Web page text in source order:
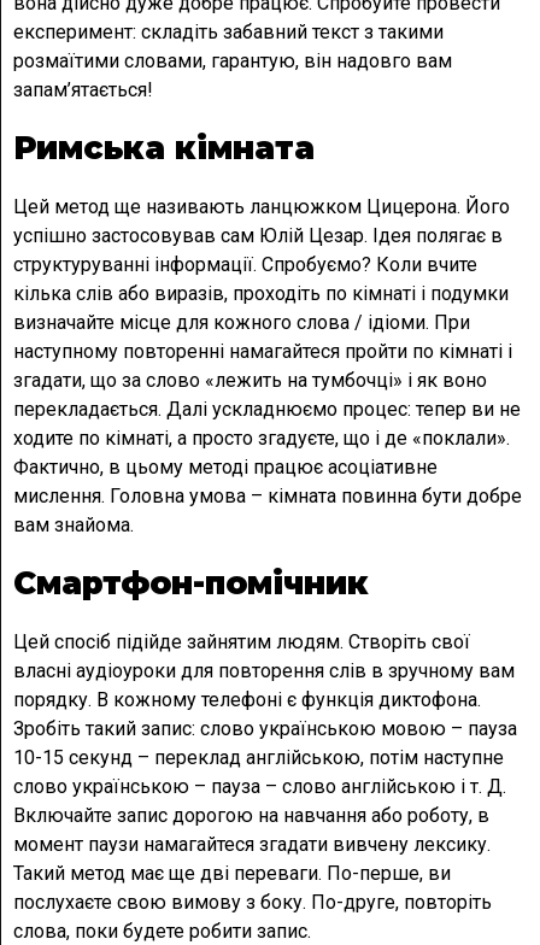
експеримент: складіть забавний текст з такими
розмаїтими словами, гарантую, він надовго вам
запам’ятається!
Римська кімната
Цей метод ще називають ланцюжком Цицерона. Його
успішно застосовував сам Юлій Цезар. Ідея полягає в
структуруванні інформації. Спробуємо? Коли вчите
кілька слів або виразів, проходіть по кімнаті і подумки
визначайте місце для кожного слова / ідіоми. При
наступному повторенні намагайтеся пройти по кімнаті і
згадати, що за слово «лежить на тумбочці» і як воно
перекладається. Далі ускладнюємо процес: тепер ви не
ходите по кімнаті, а просто згадуєте, що і де «поклали».
Фактично, в цьому методі працює асоціативне
мислення. Головна умова – кімната повинна бути добре
вам знайома.
Смартфон-помічник
Цей спосіб підійде зайнятим людям. Створіть свої
власні аудіоуроки для повторення слів в зручному вам
порядку. В кожному телефоні є функція диктофона.
Зробіть такий запис: слово українською мовою – пауза
10-15 секунд – переклад англійською, потім наступне
слово українською – пауза – слово англійською і т. Д.
Включайте запис дорогою на навчання або роботу, в
момент паузи намагайтеся згадати вивчену лексику.
Такий метод має ще дві переваги. По-перше, ви
послухаєте свою вимову з боку. По-друге, повторіть
слова, поки будете робити запис.